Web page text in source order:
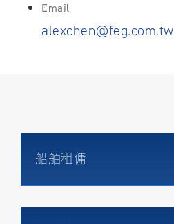
Email
alexchen@feg.com.tw
船舶租傭